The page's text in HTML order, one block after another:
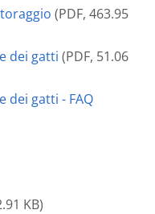
(PDF, 463.95
dei gatti (PDF, 51.06
dei gatti - FAQ
KB)